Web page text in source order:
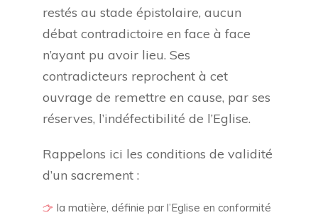
restés au stade épistolaire, aucun
débat contradictoire en face à face
n’ayant pu avoir lieu. Ses
contradicteurs reprochent à cet
ouvrage de remettre en cause, par ses
réserves, l’indéfectibilité de l’Eglise.
Rappelons ici les conditions de validité
d’un sacrement :
la matière, définie par l’Eglise en conformité